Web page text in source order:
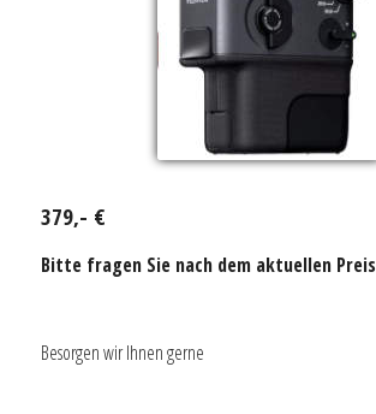
379,- €
Bitte fragen Sie nach dem aktuellen Preis
Besorgen wir Ihnen gerne